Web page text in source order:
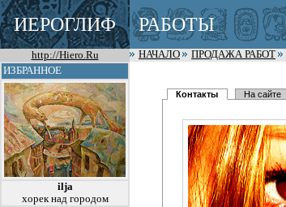
ИЕРОГЛИФ РАБОТЫ
http://Hiero.Ru НАЧАЛО ПРОДАЖА РАБОТ
ИЗБРАННОЕ
ilja
хорек над городом
Контакты На сайте